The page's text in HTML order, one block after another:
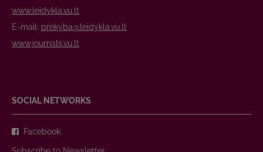
www.leidykla.vu.lt
E-mail: prekyba@leidykla.vu.lt
www.journals.vu.lt
SOCIAL NETWORKS
Facebook